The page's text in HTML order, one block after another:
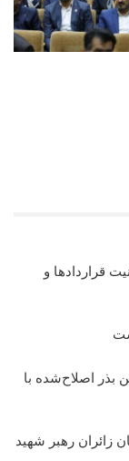
قراردادها و
در تولید بذر کلزا؛ برداشت ۱۰۹ تن بذر اصلاح‌شده با
زائران رهبر شهید